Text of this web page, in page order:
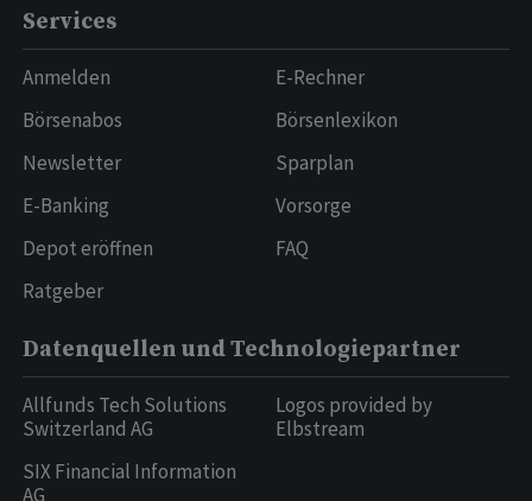
Services
Anmelden
Börsenabos
Newsletter
E-Banking
Depot eröffnen
Ratgeber
E-Rechner
Börsenlexikon
Sparplan
Vorsorge
FAQ
Datenquellen und Technologiepartner
Allfunds Tech Solutions
Switzerland AG
SIX Financial Information
AG
Logos provided by
Elbstream